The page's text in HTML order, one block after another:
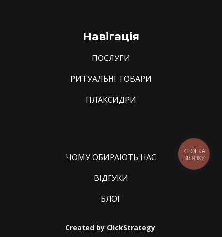
Навігація
ПОСЛУГИ
РИТУАЛЬНІ ТОВАРИ
ПЛАКСИДРИ
ЧОМУ ОБИРАЮТЬ НАС
ВІДГУКИ
БЛОГ
Created by ClickStrategy
КНОПКА
ЗВ'ЯЗКУ